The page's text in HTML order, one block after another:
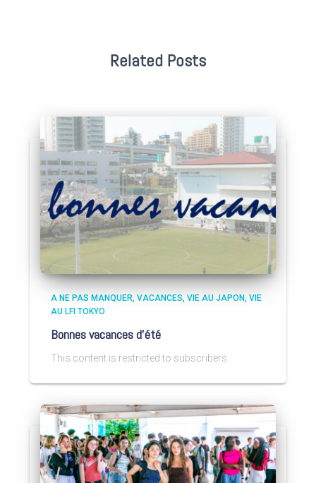
Related Posts
A NE PAS MANQUER VACANCES VIE AU JAPON VIE
AU LFI TOKYO
Bonnes vacances d’été
This content is restricted to subscribers